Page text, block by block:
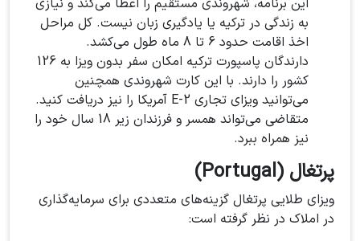
این برنامه، شهروندی مستقیم را اعطا می‌کند و نیازی
به زندگی در ترکیه یا یادگیری زبان نیست. کل مراحل
اخذ اقامت حدود 6 تا 8 ماه طول می‌کشد.
دارندگان پاسپورت ترکیه امکان سفر بدون ویزا به 126
کشور را دارند. با این کارت شهروندی همچنین
می‌توانید ویزای تجاری E-2 آمریکا را نیز دریافت کنید.
متقاضی می‌تواند همسر و فرزندان زیر 18 سال خود را
نیز همراه ببرد.
پرتغال (Portugal)
ویزای طلایی پرتغال گزینه‌های متعددی برای سرمایه‌گذاری
در املاک در نظر گرفته است: